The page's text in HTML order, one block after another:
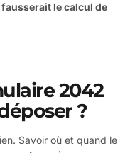
fausserait le calcul de
2042
?
Savoir où et quand le